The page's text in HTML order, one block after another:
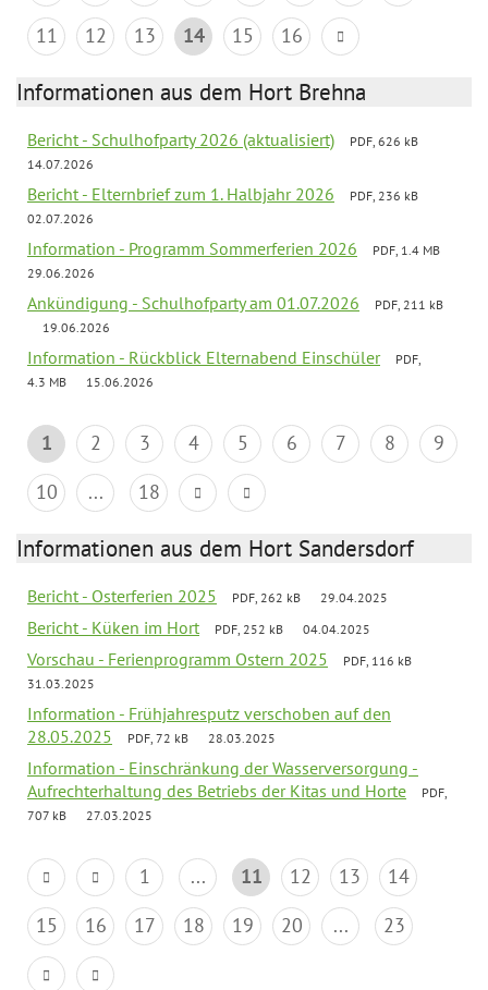
11
12 13 14 15 16
Informationen aus dem Hort Brehna
Bericht - Schulhofparty 2026 (aktualisiert)
PDF, 626 kB
14.07.2026
Bericht - Elternbrief zum 1. Halbjahr 2026
PDF, 236 kB
02.07.2026
Information - Programm Sommerferien 2026
PDF, 1.4 MB
29.06.2026
Ankündigung - Schulhofparty am 01.07.2026
PDF, 211 kB
19.06.2026
Information - Rückblick Elternabend Einschüler
PDF,
4.3 MB
15.06.2026
1 2 3 4 5 6 7 8
9
10
... 18
Informationen aus dem Hort Sandersdorf
Bericht - Osterferien 2025 PDF, 262 kB 29.04.2025
Bericht - Küken im Hort PDF, 252 kB 04.04.2025
Vorschau - Ferienprogramm Ostern 2025
PDF, 116 kB
31.03.2025
Information - Frühjahresputz verschoben auf den
28.05.2025
PDF, 72 kB 28.03.2025
Information - Einschränkung der Wasserversorgung -
Aufrechterhaltung des Betriebs der Kitas und Horte
PDF,
707 kB
27.03.2025
1 ... 11 12 13
14
15
16 17 18 19 20 ... 23